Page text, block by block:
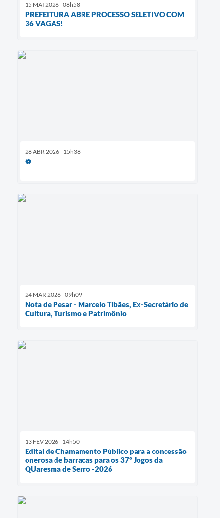
15 MAI 2026 - 08h58
PREFEITURA ABRE PROCESSO SELETIVO COM
36 VAGAS!
28 ABR 2026 - 15h38
⚽
24 MAR 2026 - 09h09
Nota de Pesar - Marcelo Tibães, Ex-Secretário de
Cultura, Turismo e Patrimônio
13 FEV 2026 - 14h50
Edital de Chamamento Público para a concessão
onerosa de barracas para os 37º Jogos da
QUaresma de Serro -2026